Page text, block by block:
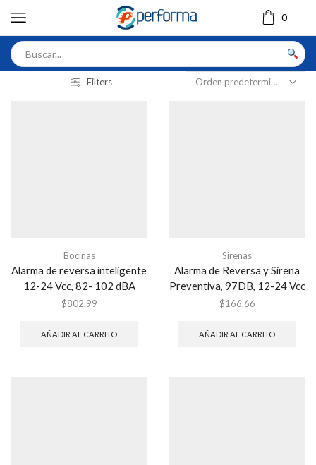
0
Filters
Bocinas
Alarma de reversa inteligente
12-24 Vcc, 82- 102 dBA
$802.99
AÑADIR AL CARRITO
Sirenas
Alarma de Reversa y Sirena
Preventiva, 97DB, 12-24 Vcc
$166.66
AÑADIR AL CARRITO